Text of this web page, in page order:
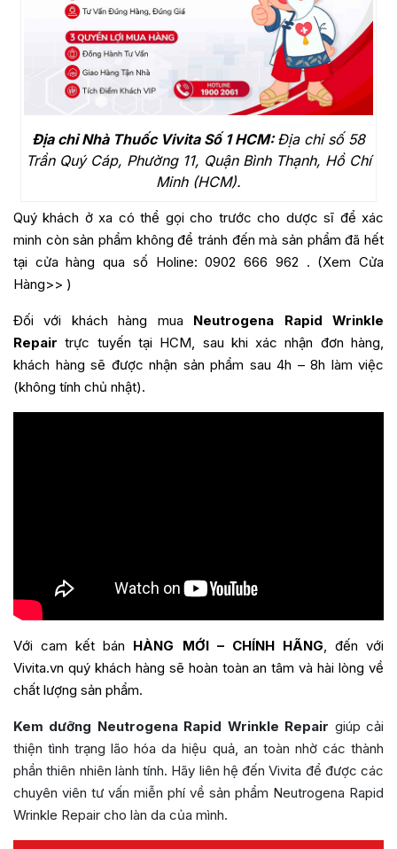
Địa chỉ Nhà Thuốc Vivita Số 1 HCM:Địa chỉ số 58
Trần Quý Cáp, Phường 11, Quận Bình Thạnh, Hồ Chí
Minh (HCM).
Quý khách ở xa có thể gọi cho trước cho dược sĩ để xác
minh còn sản phẩm không để tránh đến mà sản phẩm đã hết
tại cửa hàng qua số Holine:0902 666 962 . (Xem Cửa
Hàng>> )
Đối với khách hàng mua Neutrogena Rapid Wrinkle
Repair trực tuyến tại HCM, sau khi xác nhận đơn hàng,
khách hàng sẽ được nhận sản phẩm sau 4h – 8h làm việc
(không tính chủ nhật).
Với cam kết bán HÀNG MỚI – CHÍNH HÃNG , đến với
Vivita.vn quý khách hàng sẽ hoàn toàn an tâm và hài lòng về
chất lượng sản phẩm.
Kem dưỡng Neutrogena Rapid Wrinkle Repair giúp cải
thiện tình trạng lão hóa da hiệu quả, an toàn nhờ các thành
phần thiên nhiên lành tính. Hãy liên hệ đến Vivita để được các
chuyên viên tư vấn miễn phí về sản phẩm Neutrogena Rapid
Wrinkle Repair cho làn da của mình.